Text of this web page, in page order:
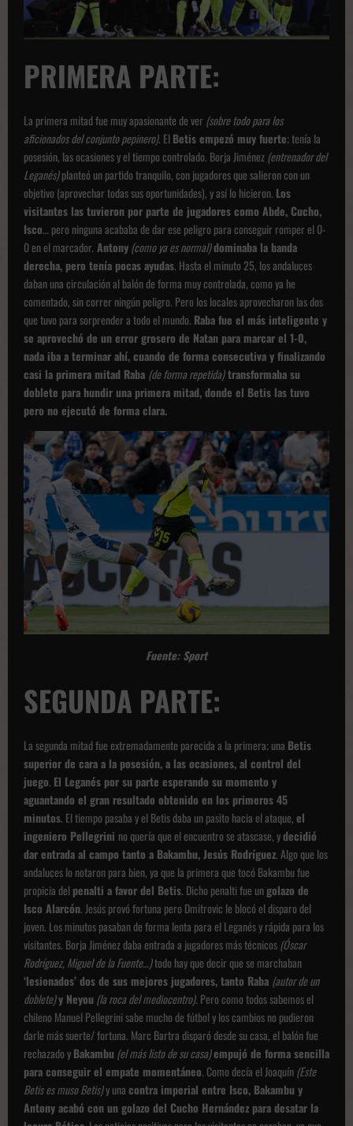
PRIMERA PARTE:
La primera mitad fue muy apasionante de ver (sobre todo para los
aficionados del conjunto pepinero). ElBetis empezó muy fuerte; tenía la
posesión, las ocasiones y el tiempo controlado. Borja Jiménez(entrenador del
Leganés)planteó un partido tranquilo, con jugadores que salieron con un
objetivo (aprovechar todas sus oportunidades), y así lo hicieron. Los
visitantes las tuvieron por parte de jugadores como Abde, Cucho,
Isco… pero ninguna acababa de dar ese peligro para conseguir romper el 0-
0 en el marcador. Antony(como ya es normal)dominaba la banda
derecha, pero tenía pocas ayudas. Hasta el minuto 25, los andaluces
daban una circulación al balón de forma muy controlada, como ya he
comentado, sin correr ningún peligro. Pero los locales aprovecharon las dos
que tuvo para sorprender a todo el mundo. Raba fue el más inteligente y
se aprovechó de un error grosero de Natan para marcar el 1-0,
nada iba a terminar ahí, cuando de forma consecutiva y finalizando
casi la primera mitad Raba (de forma repetida)transformaba su
doblete para hundir una primera mitad, donde el Betis las tuvo
pero no ejecutó de forma clara.
Fuente: Sport
SEGUNDA PARTE:
La segunda mitad fue extremadamente parecida a la primera; una Betis
superior de cara a la posesión, a las ocasiones, al control del
juego. El Leganés por su parte esperando su momento y
aguantando el gran resultado obtenido en los primeros 45
minutos. El tiempo pasaba y el Betis daba un pasito hacia el ataque,el
ingeniero Pellegrini no quería que el encuentro se atascase, ydecidió
dar entrada al campo tanto a Bakambu, Jesús Rodríguez. Algo que los
andaluces lo notaron para bien, ya que la primera que tocó Bakambu fue
propicia delpenalti a favor del Betis. Dicho penalti fue ungolazo de
Isco Alarcón. Jesús provó fortuna pero Dmitrovic le blocó el disparo del
joven. Los minutos pasaban de forma lenta para el Leganés y rápida para los
visitantes. Borja Jiménez daba entrada a jugadores más técnicos(Óscar
Rodríguez, Miguel de la Fuente…)todo hay que decir que se marchaban
‘lesionados’ dos de sus mejores jugadores, tanto Raba (autor de un
doblete)y Neyou (la roca del mediocentro). Pero como todos sabemos el
chileno Manuel Pellegrini sabe mucho de fútbol y los cambios no pudieron
darle más suerte/ fortuna. Marc Bartra disparó desde su casa, el balón fue
rechazado yBakambu (el más listo de su casa)empujó de forma sencilla
para conseguir el empate momentáneo. Como decía el Joaquín(Este
Betis es muso Betis)y unacontra imperial entre Isco, Bakambu y
Antony acabó con un golazo del Cucho Hernández para desatar la